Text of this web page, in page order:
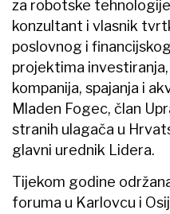
za robotske
konzultant i vlasnik
poslovnog i
projektima
kompanija, spajanja i
Mladen Fogec, član
stranih ulagača u
glavni urednik Lidera.
Tijekom godine
foruma u Karlovcu i